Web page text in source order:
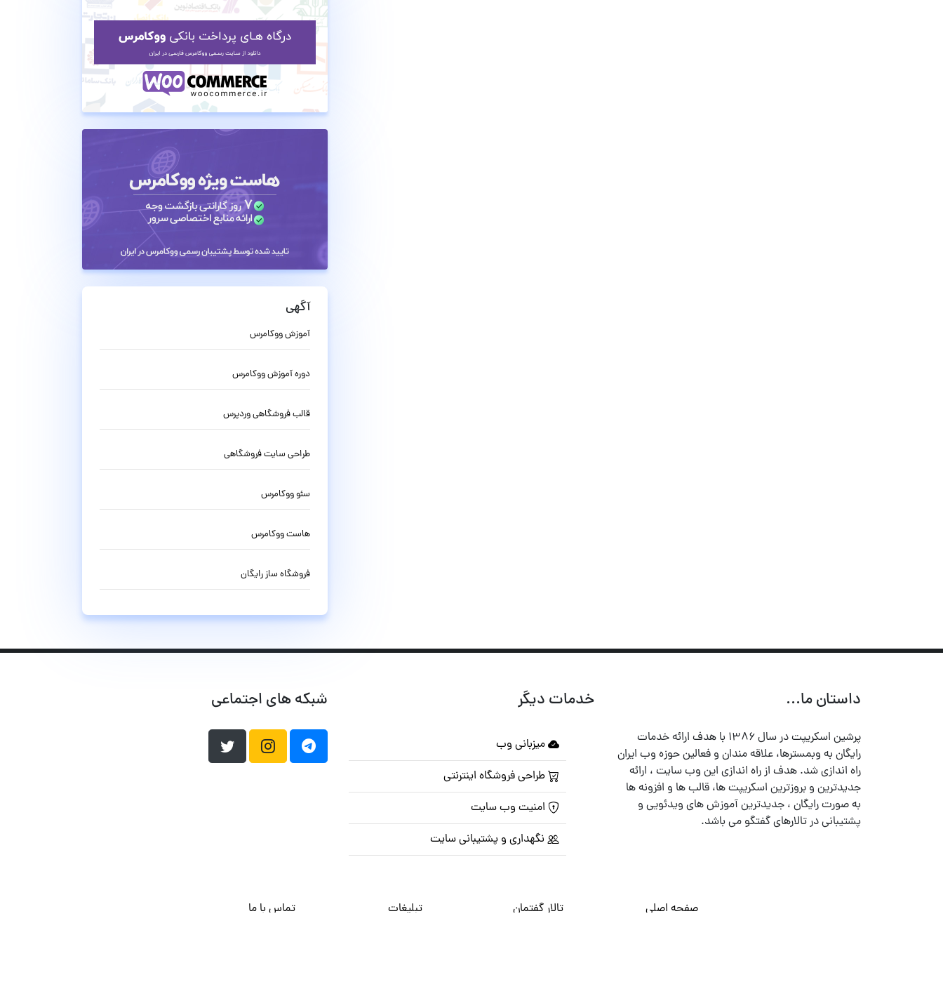
آگهی
آموزش ووکامرس
دوره آموزش ووکامرس
قالب فروشگاهی وردپرس
طراحی سایت فروشگاهی
سئو ووکامرس
هاست ووکامرس
فروشگاه ساز رایگان
داستان ما...
پرشین اسکریپت در سال ۱۳۸۶ با هدف ارائه خدمات
رایگان به وبمسترها، علاقه مندان و فعالین حوزه وب ایران
راه اندازی شد. هدف از راه اندازی این وب سایت ، ارائه
جدیدترین و بروزترین اسکریپت ها، قالب ها و افزونه ها
به صورت رایگان ، جدیدترین آموزش های ویدئویی و
پشتیبانی در تالارهای گفتگو می باشد.
خدمات دیگر
میزبانی وب
طراحی فروشگاه اینترنتی
امنیت وب سایت
نگهداری و پشتیبانی سایت
شبکه های اجتماعی
صفحه اصلی تالار گفتمان تبلیغات تماس با ما